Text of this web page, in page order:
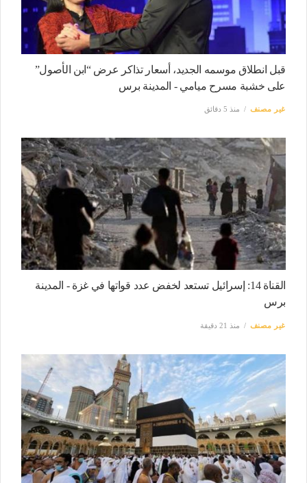
قبل انطلاق موسمه الجديد، أسعار تذاكر عرض “ابن الأصول”
على خشبة مسرح ميامي - المدينة برس
غير مصنف منذ 5 دقائق
القناة 14: إسرائيل تستعد لخفض عدد قواتها في غزة - المدينة
برس
غير مصنف منذ 21 دقيقة